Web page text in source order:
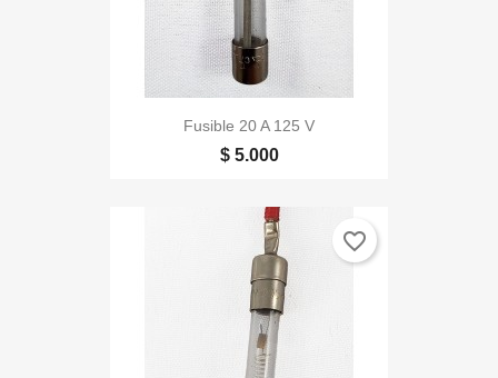
Fusible 20 A 125 V
$ 5.000
favorite_border